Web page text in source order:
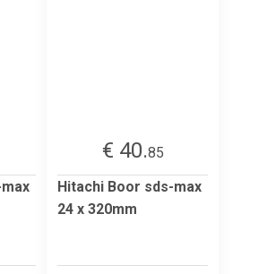
€ 40.85
Hitachi Boor sds-max
24 x 320mm